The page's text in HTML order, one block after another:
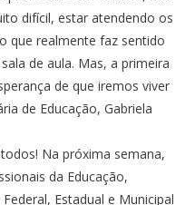
difícil, estar atendendo os
que realmente faz sentido
de aula. Mas, a primeira
de que iremos viver
de Educação, Gabriela
Na próxima semana,
da Educação,
Estadual e Municipal